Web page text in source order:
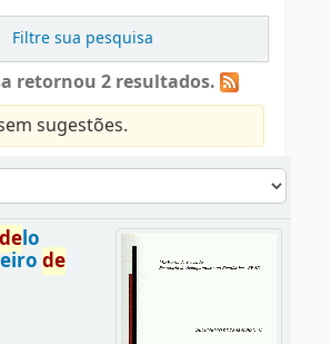
Filtre sua pesquisa
retornou 2 resultados.
sugestões.
delo
de